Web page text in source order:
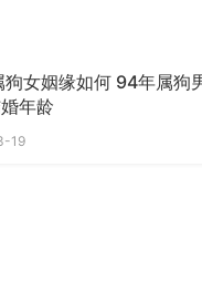
狗女姻缘如何 94年属狗
年龄
19